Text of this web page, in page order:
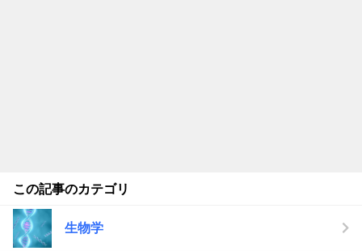
この記事のカテゴリ
生物学